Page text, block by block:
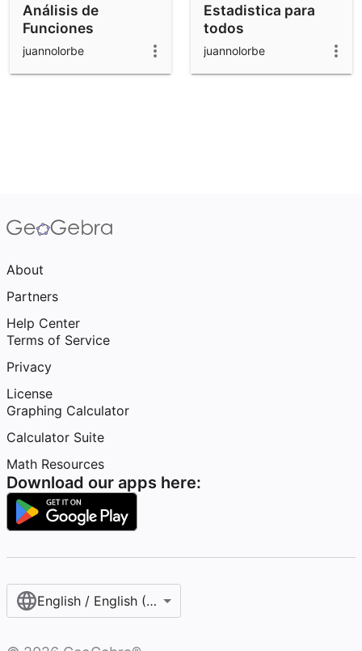
Análisis de
Funciones
juannolorbe
Estadistica para
todos
juannolorbe
About
Partners
Help Center
Terms of Service
Privacy
License
Graphing Calculator
Calculator Suite
Math Resources
Download our apps here:
English / English (United States)